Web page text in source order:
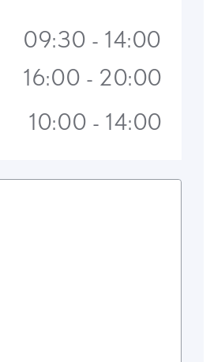
09:30 - 14:00
16:00 - 20:00
10:00 - 14:00